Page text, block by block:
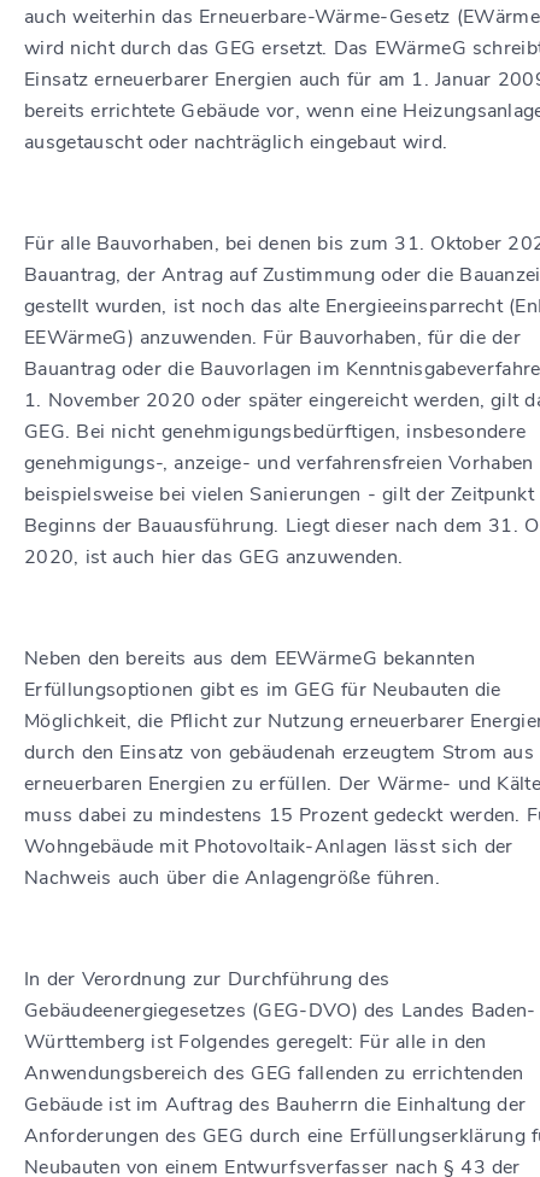
auch weiterhin das Erneuerbare-Wärme-Gesetz
wird nicht durch das GEG ersetzt. Das EWärmeG
Einsatz erneuerbarer Energien auch für am 1. Januar
bereits errichtete Gebäude vor, wenn eine
ausgetauscht oder nachträglich eingebaut wird.
Für alle Bauvorhaben, bei denen bis zum 31. Oktober
Bauantrag, der Antrag auf Zustimmung oder die
gestellt wurden, ist noch das alte Energieeinsparrecht
EEWärmeG) anzuwenden. Für Bauvorhaben, für die der
Bauantrag oder die Bauvorlagen im
1. November 2020 oder später eingereicht werden, gilt
GEG. Bei nicht genehmigungsbedürftigen, insbesondere
genehmigungs-, anzeige- und verfahrensfreien
beispielsweise bei vielen Sanierungen - gilt der Zeitpunkt
Beginns der Bauausführung. Liegt dieser nach dem 31.
2020, ist auch hier das GEG anzuwenden.
Neben den bereits aus dem EEWärmeG bekannten
Erfüllungsoptionen gibt es im GEG für Neubauten die
Möglichkeit, die Pflicht zur Nutzung erneuerbarer
durch den Einsatz von gebäudenah erzeugtem Strom aus
erneuerbaren Energien zu erfüllen. Der Wärme- und
muss dabei zu mindestens 15 Prozent gedeckt werden.
Wohngebäude mit Photovoltaik-Anlagen lässt sich der
Nachweis auch über die Anlagengröße führen.
In der Verordnung zur Durchführung des
Gebäudeenergiegesetzes (GEG-DVO) des Landes Baden-
Württemberg ist Folgendes geregelt: Für alle in den
Anwendungsbereich des GEG fallenden zu errichtenden
Gebäude ist im Auftrag des Bauherrn die Einhaltung der
Anforderungen des GEG durch eine Erfüllungserklärung
Neubauten von einem Entwurfsverfasser nach § 43 der